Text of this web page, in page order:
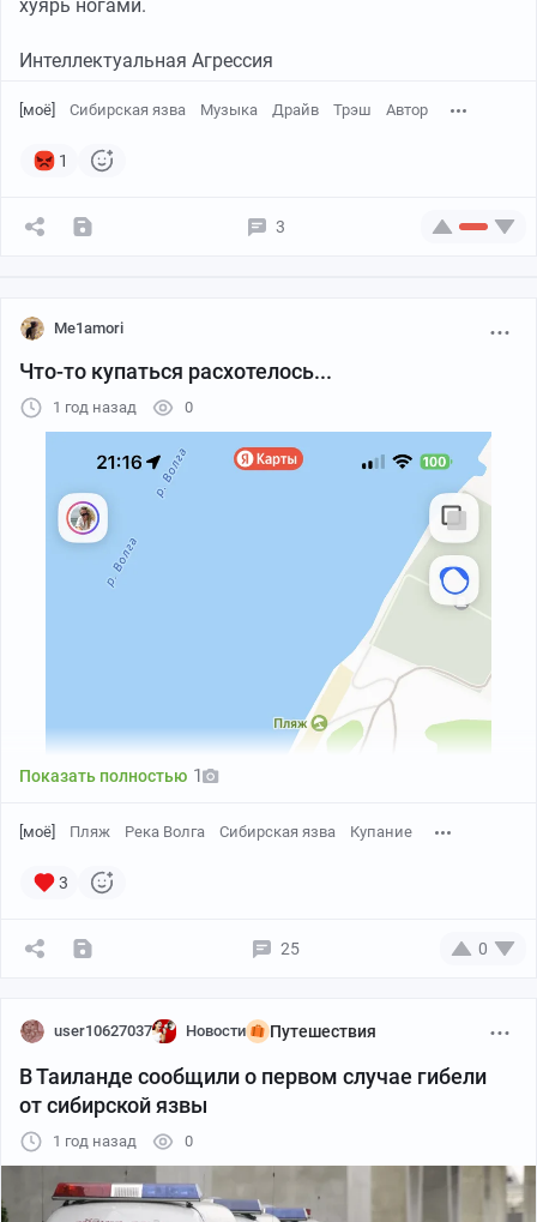
хуярь ногами.
Интеллектуальная Агрессия
[моё] Сибирская язва Музыка Драйв Трэш Автор
1
3
Me1amori
Что-то купаться расхотелось...
1 год назад 0
Показать полностью 1
[моё] Пляж Река Волга Сибирская язва Купание
3
25 0
user10627037 Новости Путешествия
В Таиланде сообщили о первом случае гибели
от сибирской язвы
1 год назад 0